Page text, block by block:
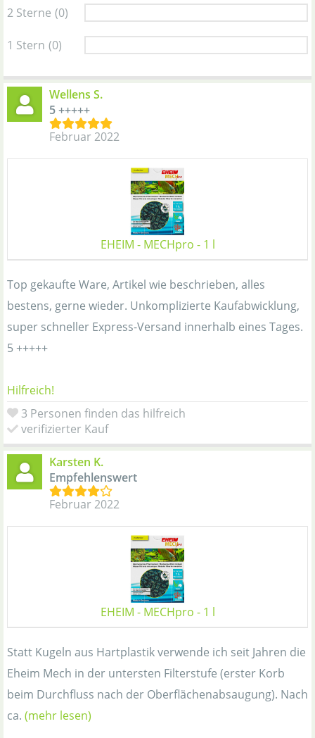
2 Sterne (0)
1 Stern (0)
Wellens S.
5 +++++
Februar 2022
EHEIM - MECHpro - 1 l
Top gekaufte Ware, Artikel wie beschrieben, alles
bestens, gerne wieder. Unkomplizierte Kaufabwicklung,
super schneller Express-Versand innerhalb eines Tages.
5 +++++
Hilfreich!
3 Personen finden das hilfreich
verifizierter Kauf
Karsten K.
Empfehlenswert
Februar 2022
EHEIM - MECHpro - 1 l
Statt Kugeln aus Hartplastik verwende ich seit Jahren die
Eheim Mech in der untersten Filterstufe (erster Korb
beim Durchfluss nach der Oberflächenabsaugung). Nach
ca. (mehr lesen)